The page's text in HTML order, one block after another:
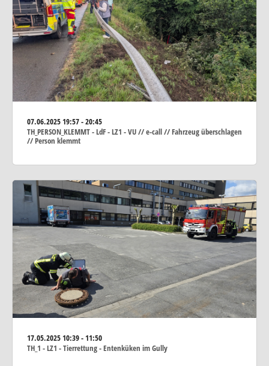
07.06.202519:57 - 20:45
TH_PERSON_KLEMMT - LdF - LZ1 - VU // e-call // Fahrzeug überschlagen
// Person klemmt
17.05.202510:39 - 11:50
TH_1 - LZ1 - Tierrettung - Entenküken im Gully